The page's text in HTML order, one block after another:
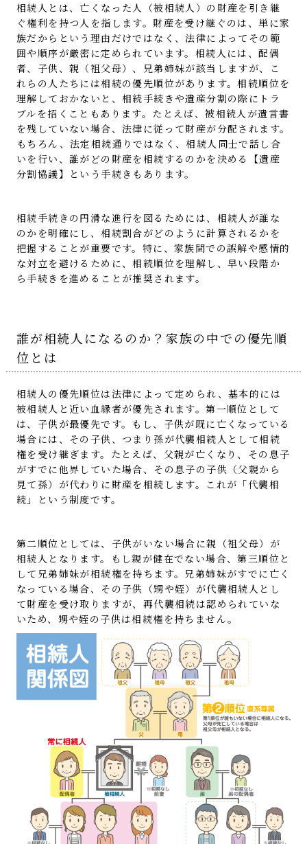
相続人とは、亡くなった人（被相続人）の財産を引き継
ぐ権利を持つ人を指します。財産を受け継ぐのは、単に家
族だからという理由だけではなく、法律によってその範
囲や順序が厳密に定められています。相続人には、配偶
者、子供、親（祖父母）、兄弟姉妹が該当しますが、こ
れらの人たちには相続の優先順位があります。相続順位を
理解しておかないと、相続手続きや遺産分割の際にトラ
ブルを招くこともあります。たとえば、被相続人が遺言書
を残していない場合、法律に従って財産が分配されます。
もちろん、法定相続通りではなく、相続人同士で話し合
いを行い、誰がどの財産を相続するのかを決める【遺産
分割協議】という手続きもあります。
相続手続きの円滑な進行を図るためには、相続人が誰な
のかを明確にし、相続割合がどのように計算されるかを
把握することが重要です。特に、家族間での誤解や感情的
な対立を避けるために、相続順位を理解し、早い段階か
ら手続きを進めることが推奨されます。
誰が相続人になるのか？家族の中での優先順
位とは
相続人の優先順位は法律によって定められ、基本的には
被相続人と近い血縁者が優先されます。第一順位として
は、子供が最優先です。もし、子供が既に亡くなっている
場合には、その子供、つまり孫が代襲相続人として相続
権を受け継ぎます。たとえば、父親が亡くなり、その息子
がすでに他界していた場合、その息子の子供（父親から
見て孫）が代わりに財産を相続します。これが「代襲相
続」という制度です。
第二順位としては、子供がいない場合に親（祖父母）が
相続人となります。もし親が健在でない場合、第三順位と
して兄弟姉妹が相続権を持ちます。兄弟姉妹がすでに亡く
なっている場合、その子供（甥や姪）が代襲相続人とし
て財産を受け取りますが、再代襲相続は認められていな
いため、甥や姪の子供は相続権を持ちません。